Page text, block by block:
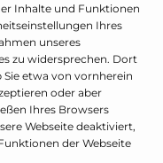
Inhalte und Funktionen
Ihres
unseres
zu widersprechen. Dort
Sie etwa von vornherein
oder aber
Ihres Browsers
Webseite deaktiviert,
der Webseite